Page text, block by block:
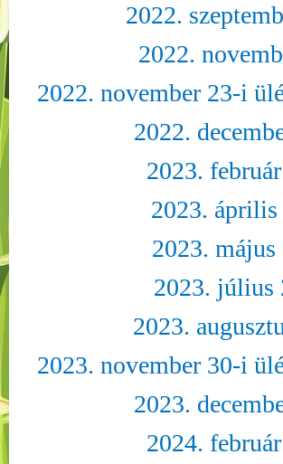
2022.
2022.
2022. november 23-i
2022.
2023.
2023.
2023.
2023. július
2023.
2023. november 30-i
2023.
2024.